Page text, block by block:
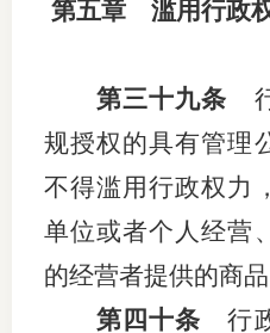
第五章 滥用行政
第三十九条
规授权的具有管理
不得滥用行政权力
单位或者个人经营
的经营者提供的商品
第四十条 行